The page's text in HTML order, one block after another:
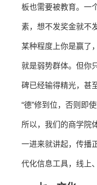
板也需要被教育。一
素，想不发奖金就不
某种程度上你是赢了
就是弱势群体。但你
碑已经输得精光，甚
“德”修到位，否则即
所以，我们的商学院
一进来就讲起，传播
代化信息工具，线上